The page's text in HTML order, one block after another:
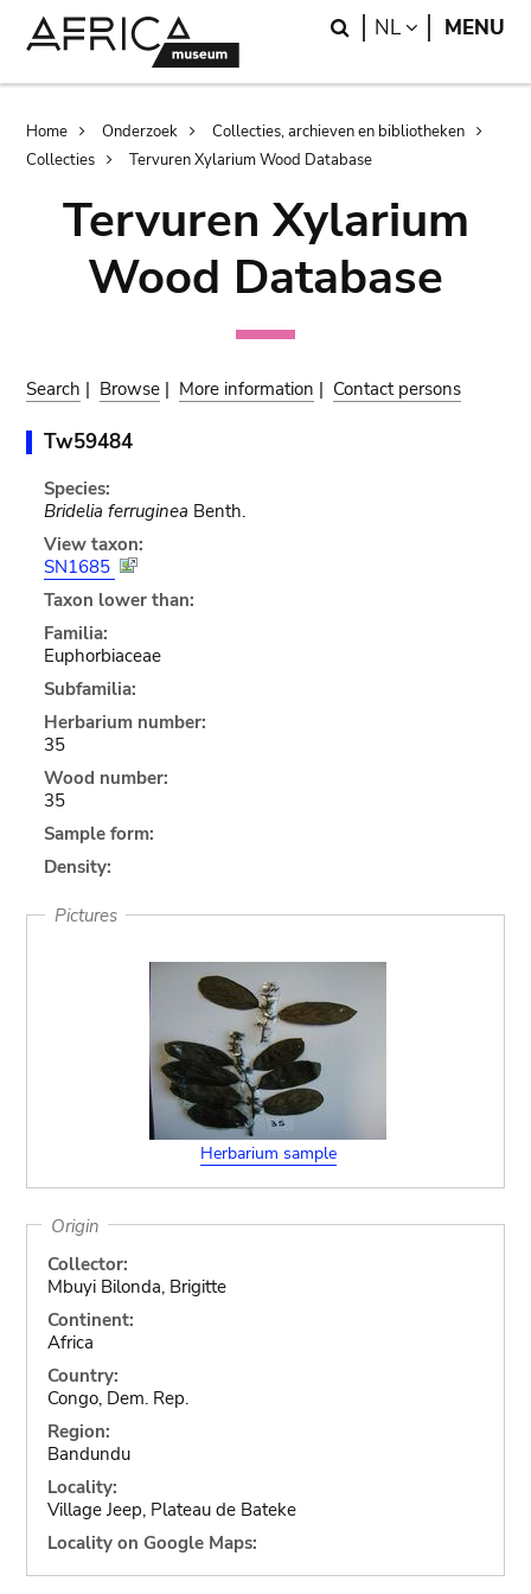
Search
NL LANGUAGE
MENU
Breadcrumb
Home Onderzoek
Collecties, archieven en bibliotheken
Collecties
Tervuren Xylarium Wood Database
Tervuren Xylarium
Wood Database
Search | Browse | More information | Contact persons
Tw59484
Species:
Bridelia ferruginea Benth.
View taxon:
SN1685
Taxon lower than:
Familia:
Euphorbiaceae
Subfamilia:
Herbarium number:
35
Wood number:
35
Sample form:
Density:
Pictures
Herbarium sample
Origin
Collector:
Mbuyi Bilonda, Brigitte
Continent:
Africa
Country:
Congo, Dem. Rep.
Region:
Bandundu
Locality:
Village Jeep, Plateau de Bateke
Locality on Google Maps: